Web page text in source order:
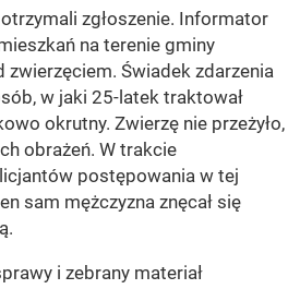
zgłoszenie. Informator
na terenie gminy
zwierzęciem. Świadek zdarzenia
w jaki 25-latek traktował
okrutny. Zwierzę nie przeżyło,
obrażeń. W trakcie
postępowania w tej
sam mężczyzna znęcał się
i zebrany materiał